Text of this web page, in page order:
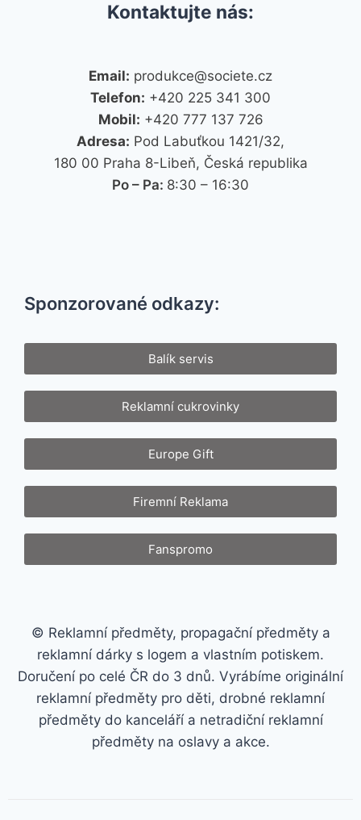
Kontaktujte nás:
Email: produkce@societe.cz
Telefon: +420 225 341 300
Mobil: +420 777 137 726
Adresa: Pod Labuťkou 1421/32,
180 00 Praha 8-Libeň, Česká republika
Po – Pa: 8:30 – 16:30
Sponzorované odkazy:
Balík servis
Reklamní cukrovinky
Europe Gift
Firemní Reklama
Fanspromo
© Reklamní předměty, propagační předměty a
reklamní dárky s logem a vlastním potiskem.
Doručení po celé ČR do 3 dnů. Vyrábíme originální
reklamní předměty pro děti, drobné reklamní
předměty do kanceláří a netradiční reklamní
předměty na oslavy a akce.